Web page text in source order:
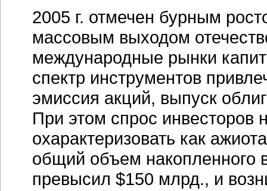
2005 г. отмечен бурным
массовым выходом
международные рынки
спектр инструментов
эмиссия акций, выпуск
При этом спрос инвесторов
охарактеризовать как
общий объем накопленного
превысил $150 млрд., и